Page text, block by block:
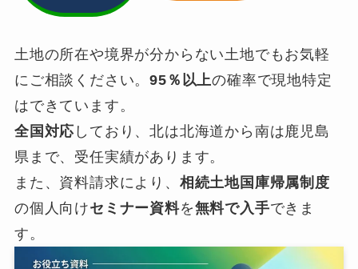
土地の所在や境界が分からない土地でもお気軽
にご相談ください。95％以上の確率で現地特定
はできています。
全国対応 しており、北は北海道から南は鹿児島
県まで、受任実績があります。
また、資料請求により、 相続土地国庫帰属制度
の個人向けセミナー資料を無料で入手できま
す。